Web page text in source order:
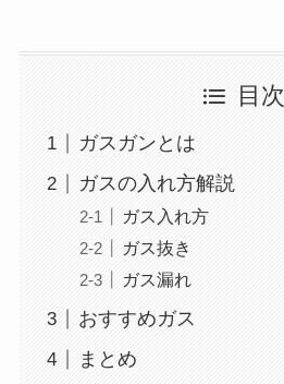
目次
ガスガンとは
ガスの入れ方解説
ガス入れ方
ガス抜き
ガス漏れ
おすすめガス
まとめ